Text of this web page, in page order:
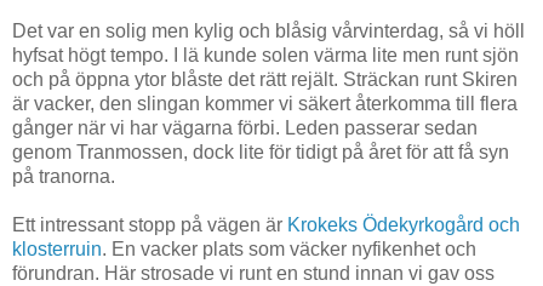
Det var en solig men kylig och blåsig vårvinterdag, så vi höll
hyfsat högt tempo. I lä kunde solen värma lite men runt sjön
och på öppna ytor blåste det rätt rejält. Sträckan runt Skiren
är vacker, den slingan kommer vi säkert återkomma till flera
gånger när vi har vägarna förbi. Leden passerar sedan
genom Tranmossen, dock lite för tidigt på året för att få syn
på tranorna.
Ett intressant stopp på vägen är Krokeks Ödekyrkogård och
klosterruin. En vacker plats som väcker nyfikenhet och
förundran. Här strosade vi runt en stund innan vi gav oss